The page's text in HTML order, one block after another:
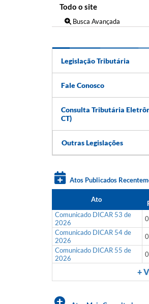
Busca Avançada
Legislação Tributária
Fale Conosco
Consulta Tributária
CT)
Outras Legislações
Atos Publicados
Ato
Comunicado DICAR 53 de
2026
Comunicado DICAR 54 de
2026
Comunicado DICAR 55 de
2026
+